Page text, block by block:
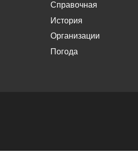
Справочная
История
Организации
Погода